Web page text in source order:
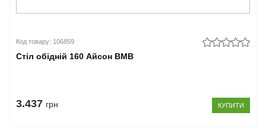
Код товару: 106859
Стіл обідній 160 Айсон ВМВ
3.437 грн КУПИТИ